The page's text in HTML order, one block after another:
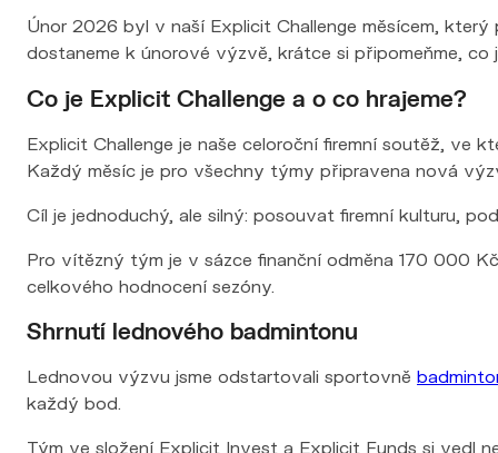
Únor 2026 byl v naší Explicit Challenge měsícem,
dostaneme k únorové výzvě, krátce si připomeňme, co
Co je Explicit Challenge a o co hrajeme?
Explicit Challenge je naše celoroční firemní soutěž, ve
Každý měsíc je pro všechny týmy připravena nová
Cíl je jednoduchý, ale silný: posouvat firemní kulturu,
Pro vítězný tým je v sázce finanční odměna 170 000
celkového hodnocení sezóny.
Shrnutí lednového badmintonu
Lednovou výzvu jsme odstartovali sportovně
každý bod.
Tým ve složení Explicit Invest a Explicit Funds si vedl